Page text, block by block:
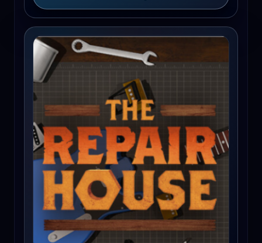
The Repair House: Restoration Sim (PC) - Steam Key -